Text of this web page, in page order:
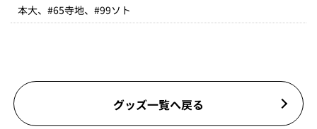
本大、#65寺地、#99ソト
グッズ一覧へ戻る